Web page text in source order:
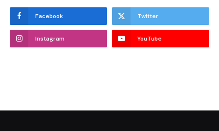
Facebook Twitter
Instagram YouTube